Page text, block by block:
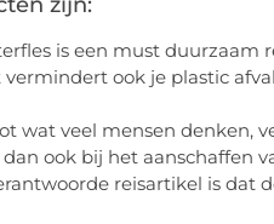
is een must duurzaam
ook je plastic
wat veel mensen denken,
ook bij het aanschaffen
reisartikel is dat